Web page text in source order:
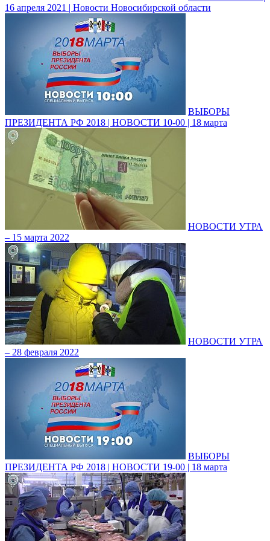
16 апреля 2021 | Новости Новосибирской области
ВЫБОРЫ
ПРЕЗИДЕНТА РФ 2018 | НОВОСТИ 10-00 | 18 марта
НОВОСТИ УТРА
– 15 марта 2022
НОВОСТИ УТРА
– 28 февраля 2022
ВЫБОРЫ
ПРЕЗИДЕНТА РФ 2018 | НОВОСТИ 19-00 | 18 марта